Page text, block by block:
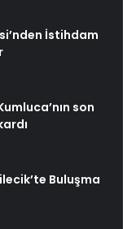
İstihdam
son
Buluşma